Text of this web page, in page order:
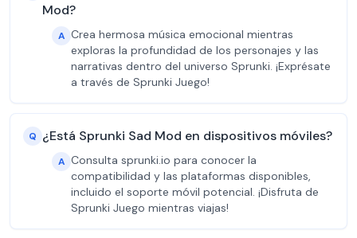
Mod?
A Crea hermosa música emocional mientras
exploras la profundidad de los personajes y las
narrativas dentro del universo Sprunki. ¡Exprésate
a través de Sprunki Juego!
Q ¿Está Sprunki Sad Mod en dispositivos móviles?
A Consulta sprunki.io para conocer la
compatibilidad y las plataformas disponibles,
incluido el soporte móvil potencial. ¡Disfruta de
Sprunki Juego mientras viajas!